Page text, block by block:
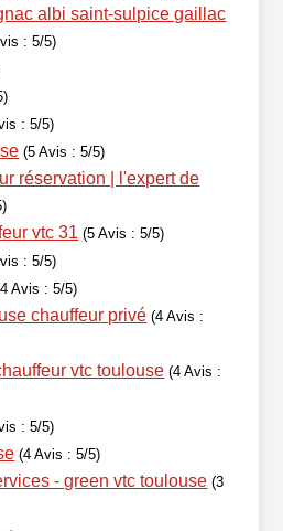
albi saint-sulpice gaillac
: 5/5)
: 5/5)
(5 Avis : 5/5)
réservation | l'expert de
vtc 31 (5 Avis : 5/5)
: 5/5)
Avis : 5/5)
chauffeur privé (4 Avis :
vtc toulouse (4 Avis :
: 5/5)
(4 Avis : 5/5)
- green vtc toulouse (3